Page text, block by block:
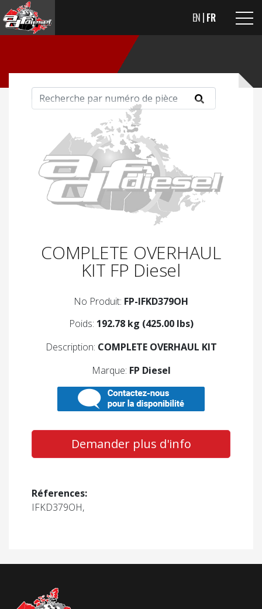
EN FR
COMPLETE OVERHAUL
KIT FP Diesel
No Produit: FP-IFKD379OH
Poids: 192.78 kg (425.00 lbs)
Description: COMPLETE OVERHAUL KIT
Marque: FP Diesel
Demander plus d'info
Réferences:
IFKD379OH,